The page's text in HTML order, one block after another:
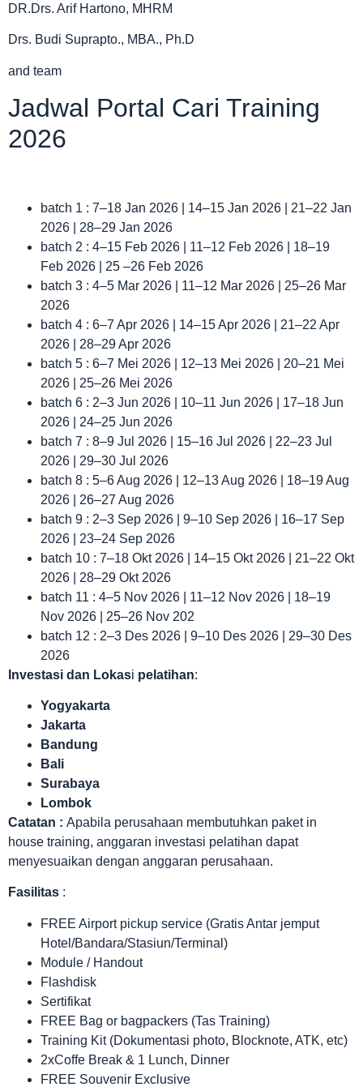
DR.Drs. Arif Hartono, MHRM
Drs. Budi Suprapto., MBA., Ph.D
and team
Jadwal Portal Cari Training
2026
batch 1 : 7–18 Jan 2026 | 14–15 Jan 2026 | 21–22 Jan
2026 | 28–29 Jan 2026
batch 2 : 4–15 Feb 2026 | 11–12 Feb 2026 | 18–19
Feb 2026 | 25 –26 Feb 2026
batch 3 : 4–5 Mar 2026 | 11–12 Mar 2026 | 25–26 Mar
2026
batch 4 : 6–7 Apr 2026 | 14–15 Apr 2026 | 21–22 Apr
2026 | 28–29 Apr 2026
batch 5 : 6–7 Mei 2026 | 12–13 Mei 2026 | 20–21 Mei
2026 | 25–26 Mei 2026
batch 6 : 2–3 Jun 2026 | 10–11 Jun 2026 | 17–18 Jun
2026 | 24–25 Jun 2026
batch 7 : 8–9 Jul 2026 | 15–16 Jul 2026 | 22–23 Jul
2026 | 29–30 Jul 2026
batch 8 : 5–6 Aug 2026 | 12–13 Aug 2026 | 18–19 Aug
2026 | 26–27 Aug 2026
batch 9 : 2–3 Sep 2026 | 9–10 Sep 2026 | 16–17 Sep
2026 | 23–24 Sep 2026
batch 10 : 7–18 Okt 2026 | 14–15 Okt 2026 | 21–22 Okt
2026 | 28–29 Okt 2026
batch 11 : 4–5 Nov 2026 | 11–12 Nov 2026 | 18–19
Nov 2026 | 25–26 Nov 202
batch 12 : 2–3 Des 2026 | 9–10 Des 2026 | 29–30 Des
2026
Investasi dan Lokasi pelatihan:
Yogyakarta
Jakarta
Bandung
Bali
Surabaya
Lombok
Catatan : Apabila perusahaan membutuhkan paket in
house training, anggaran investasi pelatihan dapat
menyesuaikan dengan anggaran perusahaan.
Fasilitas :
FREE Airport pickup service (Gratis Antar jemput
Hotel/Bandara/Stasiun/Terminal)
Module / Handout
Flashdisk
Sertifikat
FREE Bag or bagpackers (Tas Training)
Training Kit (Dokumentasi photo, Blocknote, ATK, etc)
2xCoffe Break & 1 Lunch, Dinner
FREE Souvenir Exclusive